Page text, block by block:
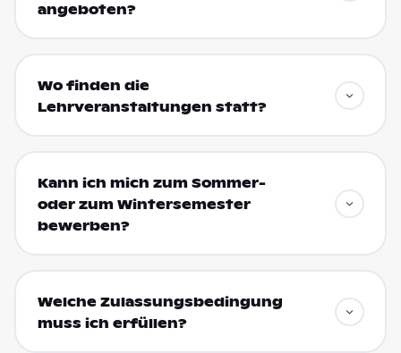
angeboten?
Wo finden die
Lehrveranstaltungen statt?
Kann ich mich zum Sommer-
oder zum Wintersemester
bewerben?
Welche Zulassungsbedingung
muss ich erfüllen?